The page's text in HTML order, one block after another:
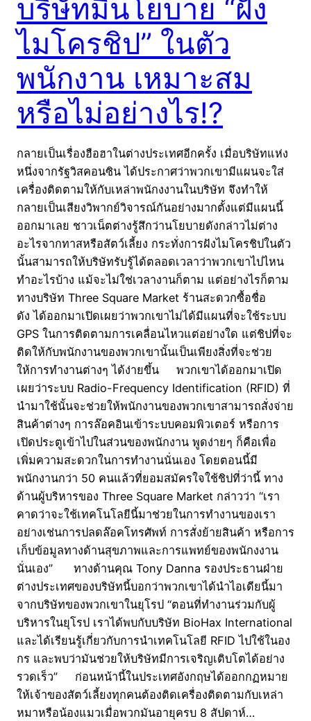
บริษัทมีนโยบาย “ฝัง
ไมโครชิป” ในตัว
พนักงาน เหมาะสม
หรือไม่อย่างไร!?
กลายเป็นเรื่องฮือฮาในต่างประเทศอีกครั้ง เมื่อบริษัทแห่ง
หนึ่งจากรัฐวิสคอนซิน ได้ประกาศว่าพวกเขามีแผนจะใส่
เครื่องติดตามให้กับเหล่าพนักงงานในบริษัท จึงทำให้
กลายเป็นเสียงวิพากย์วิจารณ์กันอย่างมากตั้งแต่มีแผนนี้
ออกมาเลย ชาวเน็ตต่างรู้สึกว่านโยบายดังกล่าวไม่ต่าง
อะไรจากทาสหรือสัตว์เลี้ยง กระทั่งการฝังไมโครชิปในตัว
นั้นสามารถให้บริษัทรับรู้ได้ตลอดเวลาว่าพวกเขาไปไหน
ทำอะไรบ้าง แม้จะไม่ใช่เวลางานก็ตาม แต่อย่างไรก็ตาม
ทางบริษัท Three Square Market ร้านสะดวกซื้อชื่อ
ดัง ได้ออกมาเปิดเผยว่าพวกเขาไม่ได้มีแผนที่จะใช้ระบบ
GPS ในการติดตามการเคลื่อนไหวแต่อย่างใด แต่ชิปที่จะ
ติดให้กับพนักงานของพวกเขานั้นเป็นเพียงสิ่งที่จะช่วย
ให้การทำงานต่างๆ ได้ง่ายขึ้น พวกเขาได้ออกมาเปิด
เผยว่าระบบ Radio-Frequency Identification (RFID) ที่
นำมาใช้นั้นจะช่วยให้พนักงานของพวกเขาสามารถสั่งจ่าย
สินค้าต่างๆ การล๊อคอินเข้าระบบคอมพิวเตอร์ หรือการ
เปิดประตูเข้าไปในส่วนของพนักงาน พูดง่ายๆ ก็คือเพื่อ
เพิ่มความสะดวกในการทำงานนั่นเอง โดยตอนนี้มี
พนักงานกว่า 50 คนแล้วที่ยอมสมัครใจใช้ชิปที่ว่านี้ ทาง
ด้านผู้บริหารของ Three Square Market กล่าวว่า “เรา
คาดว่าจะใช้เทคโนโลยีนี้มาช่วยในการทำงานของเรา
อย่างเช่นการปลดล๊อคโทรศัพท์ การสั่งย้ายสินค้า หรือการ
เก็บข้อมูลทางด้านสุขภาพและการแพทย์ของพนักงงาน
นั่นเอง” ทางด้านคุณ Tony Danna รองประธานฝ่าย
ต่างประเทศของบริษัทนี้บอกว่าพวกเขาได้นำไอเดียนี้มา
จากบริษัทของพวกเขาในยุโรป “ตอนที่ทำงานร่วมกับผู้
บริหารในยุโรป เราได้พบกับบริษัท BioHax International
และได้เรียนรู้เกี่ยวกับการนำเทคโนโลยี RFID ไปใช้ในอง
กร และพบว่ามันช่วยให้บริษัทมีการเจริญเติบโตได้อย่าง
รวดเร็ว” ก่อนหน้านี้ในประเทศอังกฤษได้ออกกฏหมาย
ให้เจ้าของสัตว์เลี้ยงทุกคนต้องติดเครื่องติดตามกับเหล่า
หมาหรือน้องแมวเมื่อพวกมันอายุครบ 8 สัปดาห์…